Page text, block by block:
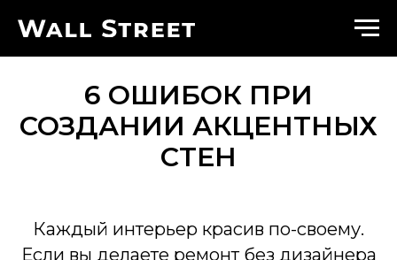
6 ОШИБОК ПРИ
СОЗДАНИИ АКЦЕНТНЫХ
СТЕН
Каждый интерьер красив по-своему.
Если вы делаете ремонт без дизайнера